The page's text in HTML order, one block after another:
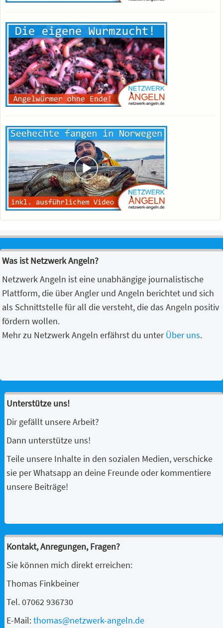
Was ist Netzwerk Angeln?
Netzwerk Angeln ist eine unabhängige journalistische
Plattform, die über Angler und Angeln berichtet und sich
als Schnittstelle für all die versteht, die das Angeln positiv
fördern wollen.
Mehr zu Netzwerk Angeln erfährst du unterÜber uns.
Unterstütze uns!
Dir gefällt unsere Arbeit?
Dann unterstütze uns!
Teile unsere Inhalte in den sozialen Medien, verschicke
sie per Whatsapp an deine Freunde oder kommentiere
unsere Beiträge!
Kontakt, Anregungen, Fragen?
Sie können mich direkt erreichen:
Thomas Finkbeiner
Tel. 07062 936730
E-Mail:thomas@netzwerk-angeln.de